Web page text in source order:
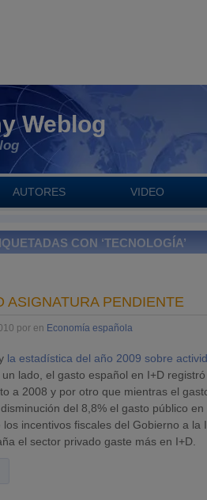
Weblog
AUTORES VIDEO
CON ‘TECNOLOGÍA’
ASIGNATURA PENDIENTE
por en Economía española
la estadística del año 2009 sobre
lado, el gasto español en I+D
a 2008 y por otro que mientras el
del 8,8% el gasto público
incentivos fiscales del Gobierno a la
el sector privado gaste más en I+D.